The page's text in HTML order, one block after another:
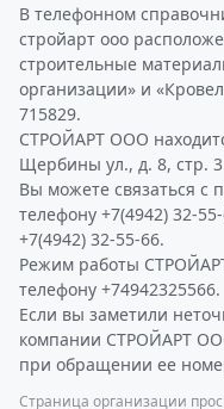
В телефонном
стройарт ооо
строительные
организации» и
715829.
СТРОЙАРТ ООО
Щербины ул., д. 8, стр.
Вы можете связаться с
телефону +7(4942) 32-
+7(4942) 32-55-66.
Режим работы
телефону +74942325566.
Если вы заметили
компании СТРОЙАРТ
при обращении ее
Страница организации